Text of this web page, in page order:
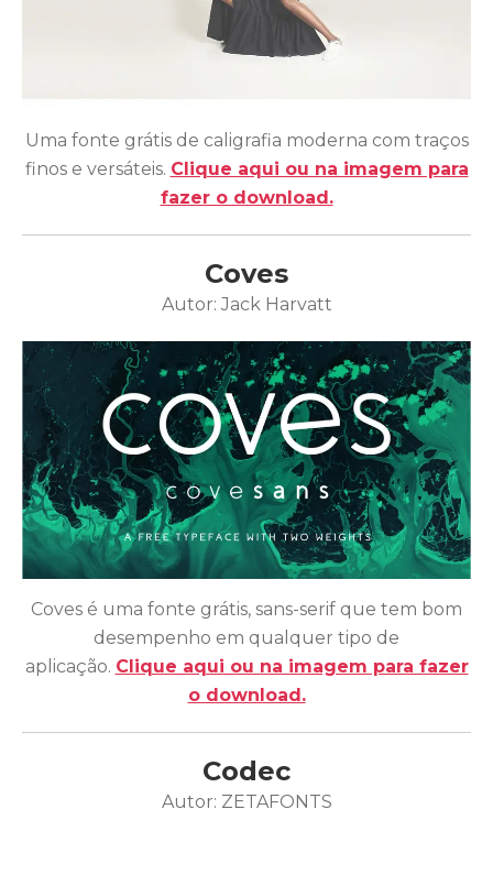
Uma fonte grátis de caligrafia moderna com traços
finos e versáteis. Clique aqui ou na imagem para
fazer o download.
Coves
Autor: Jack Harvatt
Coves é uma fonte grátis, sans-serif que tem bom
desempenho em qualquer tipo de
aplicação. Clique aqui ou na imagem para fazer
o download.
Codec
Autor: ZETAFONTS